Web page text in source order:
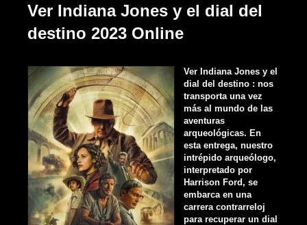
Ver Indiana Jones y el dial del
destino 2023 Online
Ver Indiana Jones y el
dial del destino : nos
transporta una vez
más al mundo de las
aventuras
arqueológicas. En
esta entrega, nuestro
intrépido arqueólogo,
interpretado por
Harrison Ford, se
embarca en una
carrera contrarreloj
para recuperar un dial